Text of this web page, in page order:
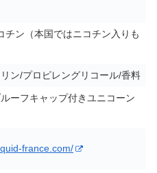
チン（本国ではニコチン入りも
ン/プロピレングリコール/香料
ーフキャップ付きユニコーン
france.com/